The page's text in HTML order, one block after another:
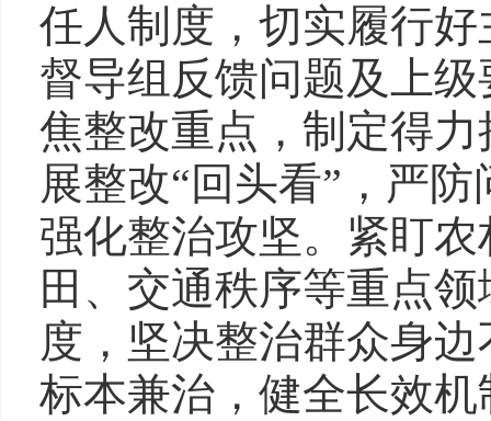
任人制度，切实履行
督导组反馈问题及上
焦整改重点，制定得
展整改“回头看”，严
强化整治攻坚。紧盯
田、交通秩序等重点
度，坚决整治群众身
标本兼治，健全长效